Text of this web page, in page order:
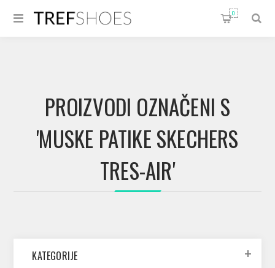
0
PROIZVODI OZNAČENI S
'MUSKE PATIKE SKECHERS
TRES-AIR'
KATEGORIJE